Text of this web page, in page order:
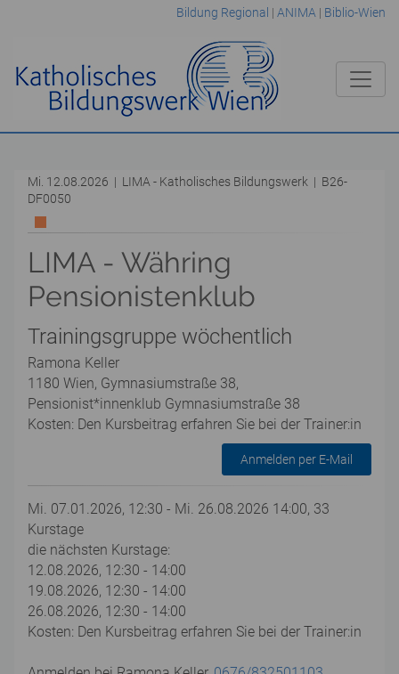
Bildung Regional | ANIMA | Biblio-Wien
Mi. 12.08.2026 | LIMA - Katholisches Bildungswerk | B26-
DF0050
LIMA - Währing
Pensionistenklub
Trainingsgruppe wöchentlich
Ramona Keller
1180 Wien, Gymnasiumstraße 38,
Pensionist*innenklub Gymnasiumstraße 38
Kosten: Den Kursbeitrag erfahren Sie bei der Trainer:in
Anmelden per E-Mail
Mi. 07.01.2026, 12:30 - Mi. 26.08.2026 14:00, 33
Kurstage
die nächsten Kurstage:
12.08.2026, 12:30 - 14:00
19.08.2026, 12:30 - 14:00
26.08.2026, 12:30 - 14:00
Kosten: Den Kursbeitrag erfahren Sie bei der Trainer:in